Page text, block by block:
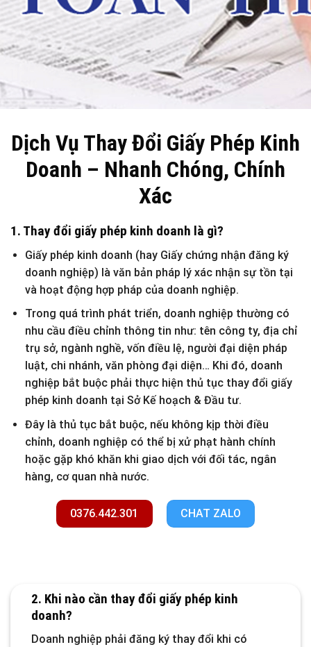
Dịch Vụ Thay Đổi Giấy Phép Kinh
Doanh – Nhanh Chóng, Chính
Xác
1. Thay đổi giấy phép kinh doanh là gì?
Giấy phép kinh doanh (hay Giấy chứng nhận đăng ký
doanh nghiệp) là văn bản pháp lý xác nhận sự tồn tại
và hoạt động hợp pháp của doanh nghiệp.
Trong quá trình phát triển, doanh nghiệp thường có
nhu cầu điều chỉnh thông tin như: tên công ty, địa chỉ
trụ sở, ngành nghề, vốn điều lệ, người đại diện pháp
luật, chi nhánh, văn phòng đại diện… Khi đó, doanh
nghiệp bắt buộc phải thực hiện thủ tục thay đổi giấy
phép kinh doanh tại Sở Kế hoạch & Đầu tư.
Đây là thủ tục bắt buộc, nếu không kịp thời điều
chỉnh, doanh nghiệp có thể bị xử phạt hành chính
hoặc gặp khó khăn khi giao dịch với đối tác, ngân
hàng, cơ quan nhà nước.
0376.442.301 CHAT ZALO
2. Khi nào cần thay đổi giấy phép kinh
doanh?
Doanh nghiệp phải đăng ký thay đổi khi có